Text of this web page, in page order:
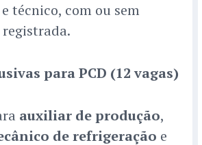
técnico, com ou sem
para PCD (12 vagas)
auxiliar de produção,
de refrigeração e